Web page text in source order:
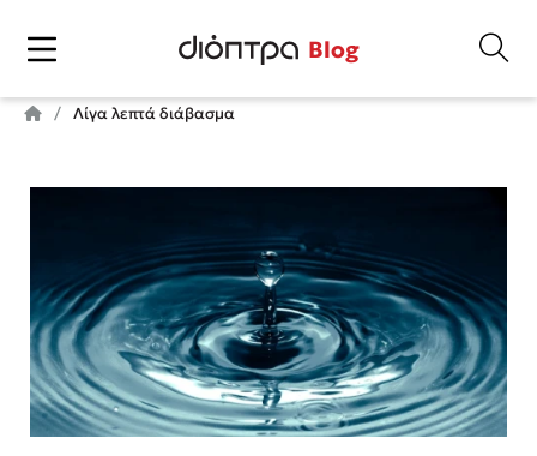
Blog
Λίγα λεπτά διάβασμα